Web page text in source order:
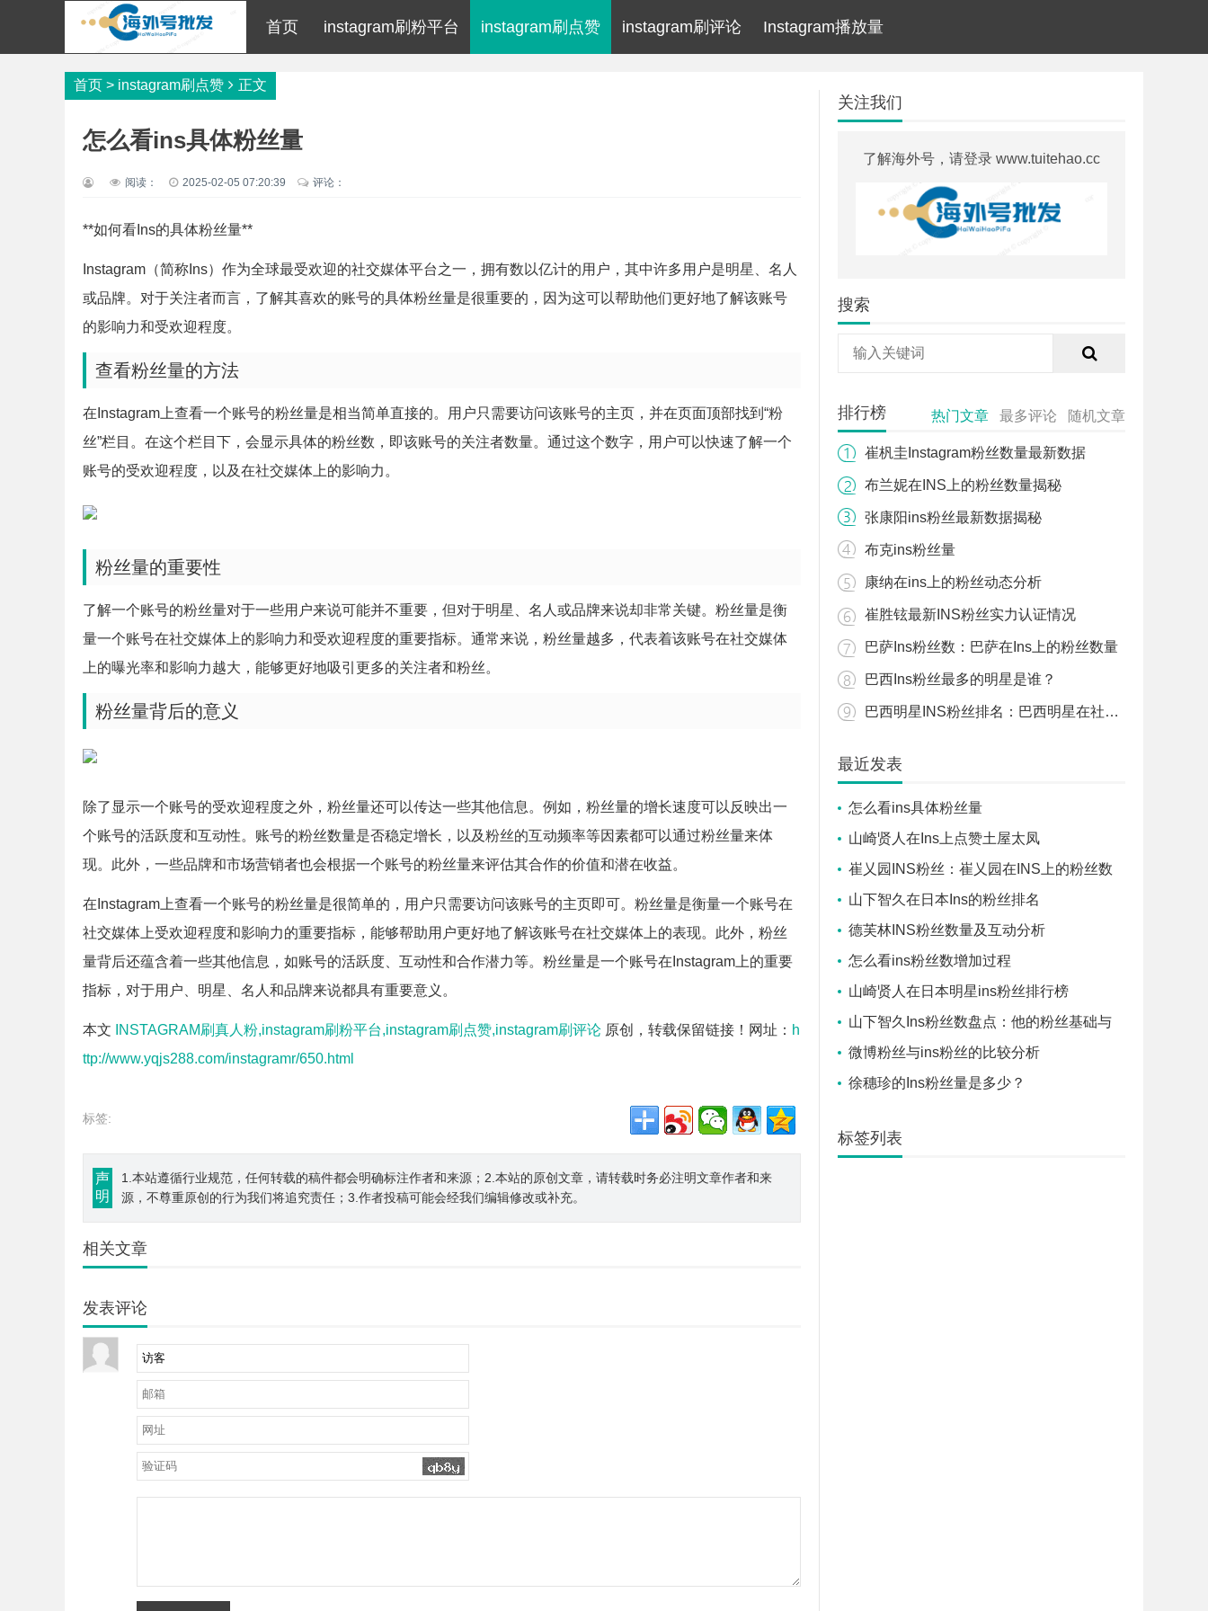
首页 instagram刷粉平台 instagram刷点赞 instagram刷评论 Instagram播放量
首页 > instagram刷点赞 正文
怎么看ins具体粉丝量
阅读： 2025-02-05 07:20:39 评论：
**如何看Ins的具体粉丝量**
Instagram（简称Ins）作为全球最受欢迎的社交媒体平台之一，拥有数以亿计的用户，其中许多用户是明星、名人
或品牌。对于关注者而言，了解其喜欢的账号的具体粉丝量是很重要的，因为这可以帮助他们更好地了解该账号
的影响力和受欢迎程度。
查看粉丝量的方法
在Instagram上查看一个账号的粉丝量是相当简单直接的。用户只需要访问该账号的主页，并在页面顶部找到“粉
丝”栏目。在这个栏目下，会显示具体的粉丝数，即该账号的关注者数量。通过这个数字，用户可以快速了解一个
账号的受欢迎程度，以及在社交媒体上的影响力。
粉丝量的重要性
了解一个账号的粉丝量对于一些用户来说可能并不重要，但对于明星、名人或品牌来说却非常关键。粉丝量是衡
量一个账号在社交媒体上的影响力和受欢迎程度的重要指标。通常来说，粉丝量越多，代表着该账号在社交媒体
上的曝光率和影响力越大，能够更好地吸引更多的关注者和粉丝。
粉丝量背后的意义
除了显示一个账号的受欢迎程度之外，粉丝量还可以传达一些其他信息。例如，粉丝量的增长速度可以反映出一
个账号的活跃度和互动性。账号的粉丝数量是否稳定增长，以及粉丝的互动频率等因素都可以通过粉丝量来体
现。此外，一些品牌和市场营销者也会根据一个账号的粉丝量来评估其合作的价值和潜在收益。
在Instagram上查看一个账号的粉丝量是很简单的，用户只需要访问该账号的主页即可。粉丝量是衡量一个账号在
社交媒体上受欢迎程度和影响力的重要指标，能够帮助用户更好地了解该账号在社交媒体上的表现。此外，粉丝
量背后还蕴含着一些其他信息，如账号的活跃度、互动性和合作潜力等。粉丝量是一个账号在Instagram上的重要
指标，对于用户、明星、名人和品牌来说都具有重要意义。
本文 INSTAGRAM刷真人粉,instagram刷粉平台,instagram刷点赞,instagram刷评论 原创，转载保留链接！网址： h
ttp://www.yqjs288.com/instagramr/650.html
标签:
声
明
1.本站遵循行业规范，任何转载的稿件都会明确标注作者和来源；2.本站的原创文章，请转载时务必注明文章作者和来
源，不尊重原创的行为我们将追究责任；3.作者投稿可能会经我们编辑修改或补充。
相关文章
发表评论
关注我们
了解海外号，请登录 www.tuitehao.cc
搜索
排行榜 热门文章 最多评论 随机文章
崔杋圭Instagram粉丝数量最新数据
布兰妮在INS上的粉丝数量揭秘
张康阳ins粉丝最新数据揭秘
布克ins粉丝量
康纳在ins上的粉丝动态分析
崔胜铉最新INS粉丝实力认证情况
巴萨Ins粉丝数：巴萨在Ins上的粉丝数量
巴西Ins粉丝最多的明星是谁？
巴西明星INS粉丝排名：巴西明星在社交平台上的粉丝数据
最近发表
怎么看ins具体粉丝量
山崎贤人在Ins上点赞土屋太凤
崔乂园INS粉丝：崔乂园在INS上的粉丝数
量分析
山下智久在日本Ins的粉丝排名
德芙林INS粉丝数量及互动分析
怎么看ins粉丝数增加过程
山崎贤人在日本明星ins粉丝排行榜
山下智久Ins粉丝数盘点：他的粉丝基础与
影响力
微博粉丝与ins粉丝的比较分析
徐穗珍的Ins粉丝量是多少？
标签列表